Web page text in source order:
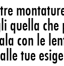
quella
con le
tue